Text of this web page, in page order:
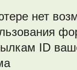
нет
ID